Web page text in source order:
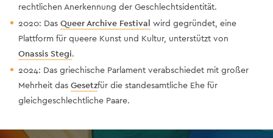
rechtlichen Anerkennung der Geschlechtsidentität.
2020: Das Queer Archive Festival wird gegründet, eine
Plattform für queere Kunst und Kultur, unterstützt von
Onassis Stegi.
2024: Das griechische Parlament verabschiedet mit großer
Mehrheit das Gesetzfür die standesamtliche Ehe für
gleichgeschlechtliche Paare.